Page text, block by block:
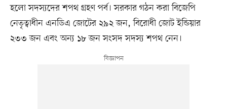
হলো সদস্যদের শপথ গ্রহণ পর্ব। সরকার গঠন করা বিজেপি
নেতৃত্বাধীন এনডিএ জোটের ২৯২ জন, বিরোধী জোট ইন্ডিয়ার
২৩৩ জন এবং অন্য ১৮ জন সংসদ সদস্য শপথ নেন।